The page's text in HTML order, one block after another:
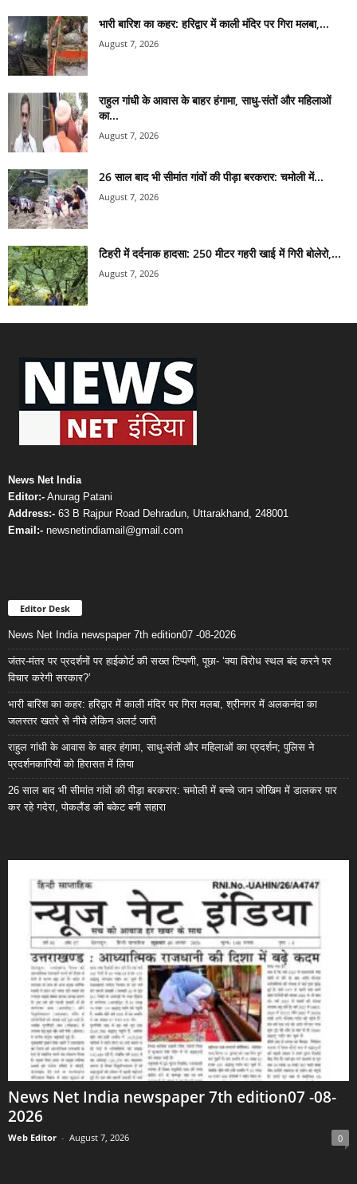
भारी बारिश का कहर: हरिद्वार में काली मंदिर पर गिरा मलबा,...
August 7, 2026
राहुल गांधी के आवास के बाहर हंगामा, साधु-संतों और महिलाओं
का...
August 7, 2026
26 साल बाद भी सीमांत गांवों की पीड़ा बरकरार: चमोली में...
August 7, 2026
टिहरी में दर्दनाक हादसा: 250 मीटर गहरी खाई में गिरी बोलेरो,...
August 7, 2026
News Net India
Editor:- Anurag Patani
Address:- 63 B Rajpur Road Dehradun, Uttarakhand, 248001
Email:- newsnetindiamail@gmail.com
Editor Desk
News Net India newspaper 7th edition07 -08-2026
जंतर-मंतर पर प्रदर्शनों पर हाईकोर्ट की सख्त टिप्पणी, पूछा- ‘क्या विरोध स्थल बंद करने पर
विचार करेगी सरकार?’
भारी बारिश का कहर: हरिद्वार में काली मंदिर पर गिरा मलबा, श्रीनगर में अलकनंदा का
जलस्तर खतरे से नीचे लेकिन अलर्ट जारी
राहुल गांधी के आवास के बाहर हंगामा, साधु-संतों और महिलाओं का प्रदर्शन; पुलिस ने
प्रदर्शनकारियों को हिरासत में लिया
26 साल बाद भी सीमांत गांवों की पीड़ा बरकरार: चमोली में बच्चे जान जोखिम में डालकर पार
कर रहे गदेरा, पोकलैंड की बकेट बनी सहारा
News Net India newspaper 7th edition07 -08-
2026
Web Editor - August 7, 2026 0